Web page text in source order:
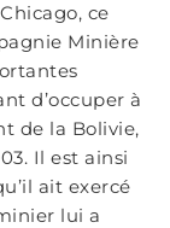
ce
Minière
d’occuper à
de la Bolivie,
Il est ainsi
ait exercé
lui a